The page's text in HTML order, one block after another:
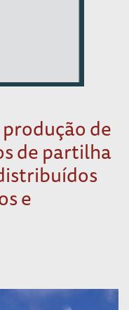
de
de partilha
e